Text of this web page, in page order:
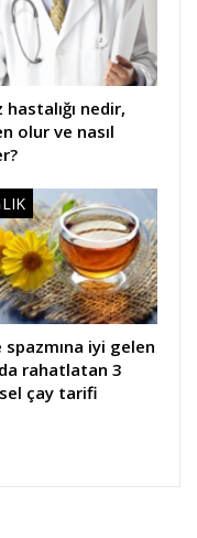
hastalığı nedir,
olur ve nasıl
spazmına iyi gelen
rahatlatan 3
çay tarifi